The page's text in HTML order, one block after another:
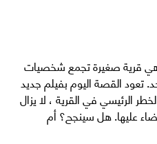
قرية صغيرة تجمع شخصيات
تعود القصة اليوم بفيلم جديد
الرئيسي في القرية ، لا يزال
عليها. هل سينجح؟ أم